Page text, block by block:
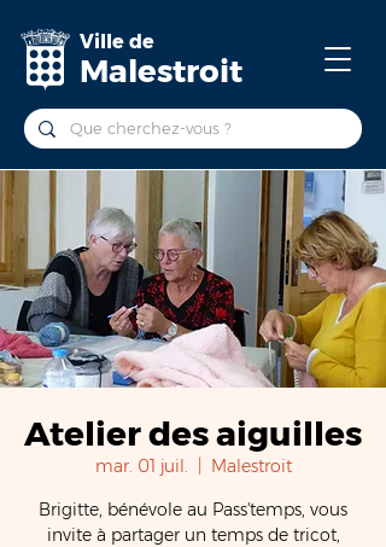
Ville de
Malestroit
Atelier des aiguilles
mar. 01 juil.
Malestroit
Brigitte, bénévole au Pass'temps, vous
invite à partager un temps de tricot,